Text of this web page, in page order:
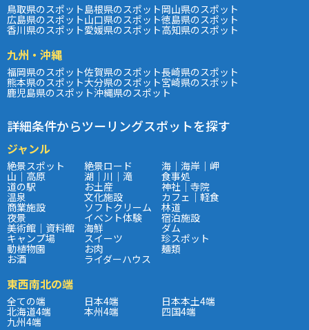
鳥取県のスポット島根県のスポット岡山県のスポット
広島県のスポット山口県のスポット徳島県のスポット
香川県のスポット愛媛県のスポット高知県のスポット
九州・沖縄
福岡県のスポット佐賀県のスポット長崎県のスポット
熊本県のスポット大分県のスポット宮崎県のスポット
鹿児島県のスポット沖縄県のスポット
詳細条件からツーリングスポットを探す
ジャンル
絶景スポット 絶景ロード 海｜海岸｜岬
山｜高原 湖｜川｜滝 食事処
道の駅 お土産 神社｜寺院
温泉 文化施設 カフェ｜軽食
商業施設 ソフトクリーム 林道
夜景 イベント体験 宿泊施設
美術館｜資料館 海鮮 ダム
キャンプ場 スイーツ 珍スポット
動植物園 お肉 麺類
お酒 ライダーハウス
東西南北の端
全ての端 日本4端 日本本土4端
北海道4端 本州4端 四国4端
九州4端